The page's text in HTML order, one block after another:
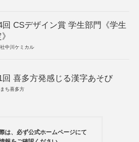
回 CSデザイン賞 学生部門《学生
中川ケミカル
回 喜多方発感じる漢字あそび
ち喜多方
は、必ず公式ホームページにて